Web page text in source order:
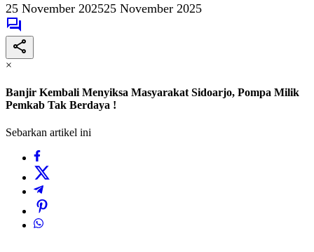
25 November 202525 November 2025
×
Banjir Kembali Menyiksa Masyarakat Sidoarjo, Pompa Milik
Pemkab Tak Berdaya !
Sebarkan artikel ini